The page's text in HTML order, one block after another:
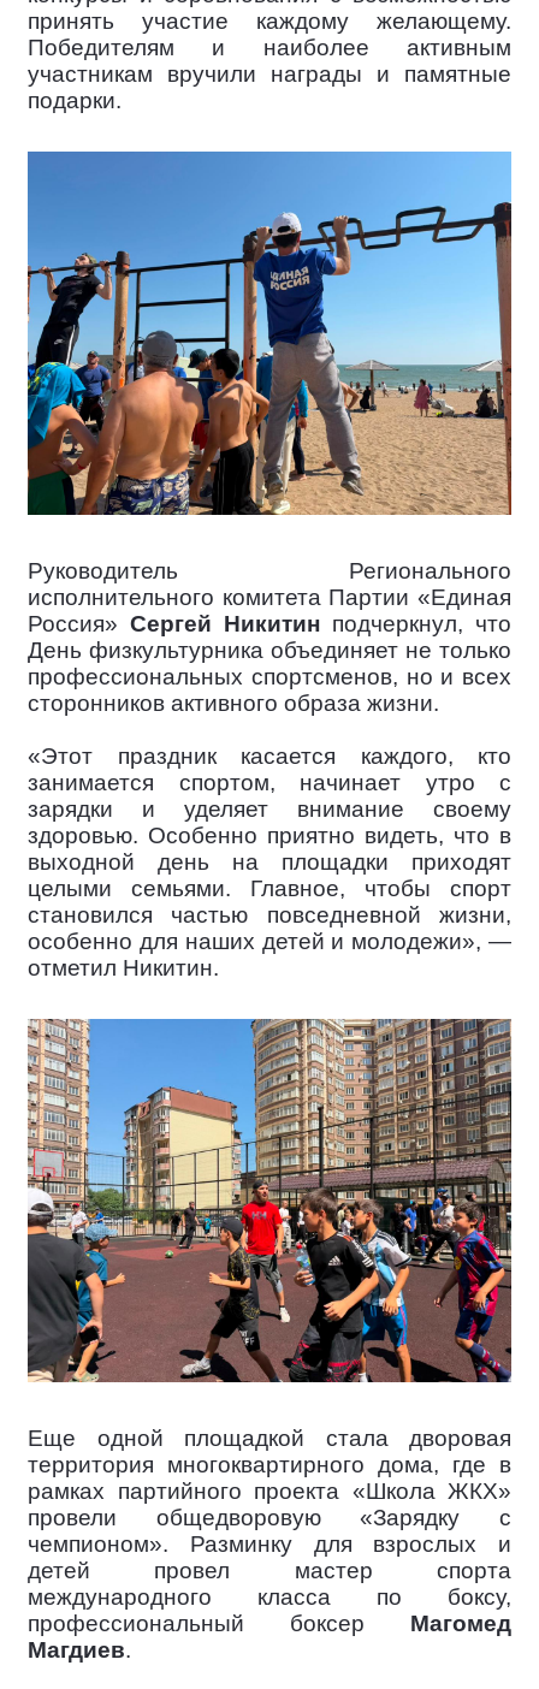
принять участие каждому желающему.
Победителям и наиболее активным
участникам вручили награды и памятные
подарки.
Руководитель Регионального
исполнительного комитета Партии «Единая
Россия» Сергей Никитин подчеркнул, что
День физкультурника объединяет не только
профессиональных спортсменов, но и всех
сторонников активного образа жизни.
«Этот праздник касается каждого, кто
занимается спортом, начинает утро с
зарядки и уделяет внимание своему
здоровью. Особенно приятно видеть, что в
выходной день на площадки приходят
целыми семьями. Главное, чтобы спорт
становился частью повседневной жизни,
особенно для наших детей и молодежи», —
отметил Никитин.
Еще одной площадкой стала дворовая
территория многоквартирного дома, где в
рамках партийного проекта «Школа ЖКХ»
провели общедворовую «Зарядку с
чемпионом». Разминку для взрослых и
детей провел мастер спорта
международного класса по боксу,
профессиональный боксер Магомед
Магдиев.